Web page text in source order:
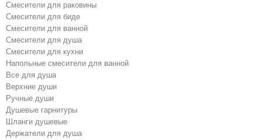
Cмесители для раковины
Смесители для биде
Смесители для ванной
Cмесители для душа
Cмесители для кухни
Напольные смесители для ванной
Все для душа
Верхние души
Ручные души
Душевые гарнитуры
Шланги душевые
Держатели для душа